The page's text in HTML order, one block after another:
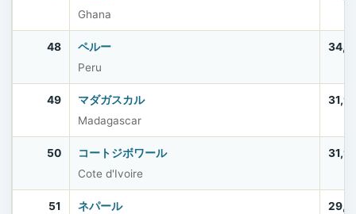
Ghana
48
ペルー
Peru
49
マダガスカル
Madagascar
50
コートジボワール
Cote d'Ivoire
51
ネパール